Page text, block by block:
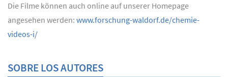
Die Filme können auch online auf unserer Homepage
angesehen werden: www.forschung-waldorf.de/chemie-
videos-i/
SOBRE LOS AUTORES